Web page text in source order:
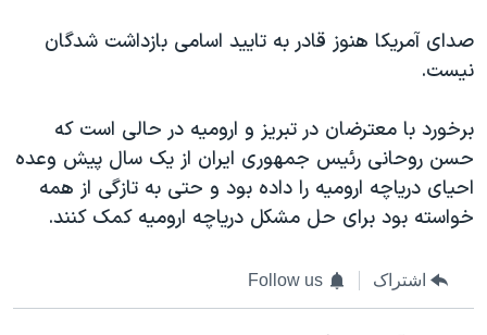
صدای آمریکا هنوز قادر به تایید اسامی بازداشت شدگان
نیست.
برخورد با معترضان در تبریز و ارومیه در حالی است که
حسن روحانی رئیس جمهوری ایران از یک سال پیش وعده
احیای دریاچه ارومیه را داده بود و حتی به تازگی از همه
خواسته بود برای حل مشکل دریاچه ارومیه کمک کنند.
اشتراک Follow us